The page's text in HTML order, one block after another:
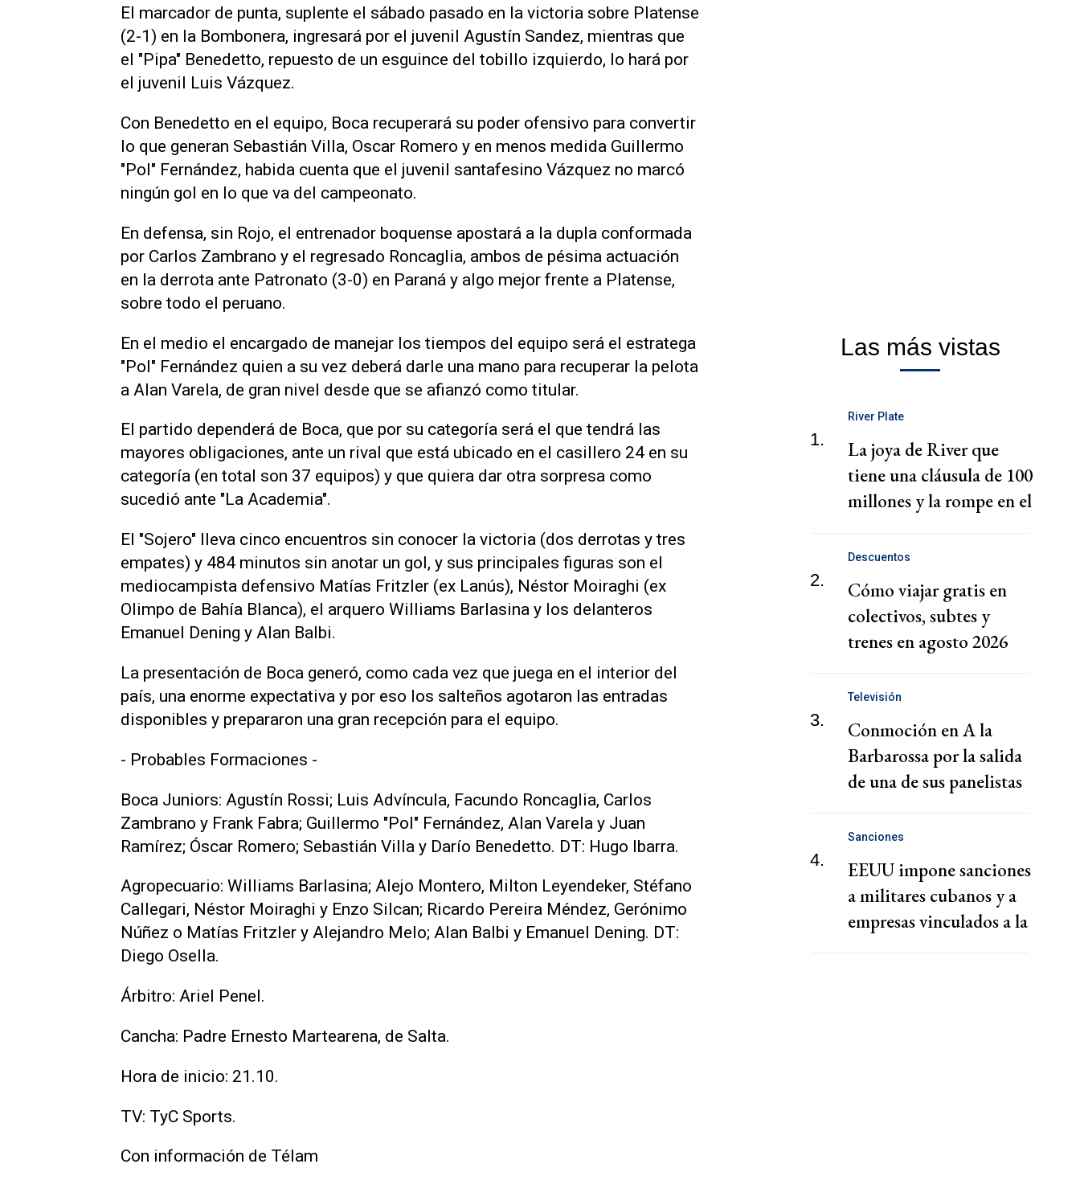
El marcador de punta, suplente el sábado pasado en la victoria sobre Platense
(2-1) en la Bombonera, ingresará por el juvenil Agustín Sandez, mientras que
el "Pipa" Benedetto, repuesto de un esguince del tobillo izquierdo, lo hará por
el juvenil Luis Vázquez.
Con Benedetto en el equipo, Boca recuperará su poder ofensivo para convertir
lo que generan Sebastián Villa, Oscar Romero y en menos medida Guillermo
"Pol" Fernández, habida cuenta que el juvenil santafesino Vázquez no marcó
ningún gol en lo que va del campeonato.
En defensa, sin Rojo, el entrenador boquense apostará a la dupla conformada
por Carlos Zambrano y el regresado Roncaglia, ambos de pésima actuación
en la derrota ante Patronato (3-0) en Paraná y algo mejor frente a Platense,
sobre todo el peruano.
En el medio el encargado de manejar los tiempos del equipo será el estratega
"Pol" Fernández quien a su vez deberá darle una mano para recuperar la pelota
a Alan Varela, de gran nivel desde que se afianzó como titular.
El partido dependerá de Boca, que por su categoría será el que tendrá las
mayores obligaciones, ante un rival que está ubicado en el casillero 24 en su
categoría (en total son 37 equipos) y que quiera dar otra sorpresa como
sucedió ante "La Academia".
El "Sojero" lleva cinco encuentros sin conocer la victoria (dos derrotas y tres
empates) y 484 minutos sin anotar un gol, y sus principales figuras son el
mediocampista defensivo Matías Fritzler (ex Lanús), Néstor Moiraghi (ex
Olimpo de Bahía Blanca), el arquero Williams Barlasina y los delanteros
Emanuel Dening y Alan Balbi.
La presentación de Boca generó, como cada vez que juega en el interior del
país, una enorme expectativa y por eso los salteños agotaron las entradas
disponibles y prepararon una gran recepción para el equipo.
- Probables Formaciones -
Boca Juniors: Agustín Rossi; Luis Advíncula, Facundo Roncaglia, Carlos
Zambrano y Frank Fabra; Guillermo "Pol" Fernández, Alan Varela y Juan
Ramírez; Óscar Romero; Sebastián Villa y Darío Benedetto. DT: Hugo Ibarra.
Agropecuario: Williams Barlasina; Alejo Montero, Milton Leyendeker, Stéfano
Callegari, Néstor Moiraghi y Enzo Silcan; Ricardo Pereira Méndez, Gerónimo
Núñez o Matías Fritzler y Alejandro Melo; Alan Balbi y Emanuel Dening. DT:
Diego Osella.
Árbitro: Ariel Penel.
Cancha: Padre Ernesto Martearena, de Salta.
Hora de inicio: 21.10.
TV: TyC Sports.
Con información de Télam
Las más vistas
1.
River Plate
La joya de River que
tiene una cláusula de 100
millones y la rompe en el
2.
Descuentos
Cómo viajar gratis en
colectivos, subtes y
trenes en agosto 2026
3.
Televisión
Conmoción en A la
Barbarossa por la salida
de una de sus panelistas
4.
Sanciones
EEUU impone sanciones
a militares cubanos y a
empresas vinculados a la